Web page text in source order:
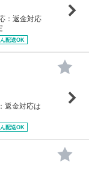
：返金対応
配送OK
返金対応は
配送OK